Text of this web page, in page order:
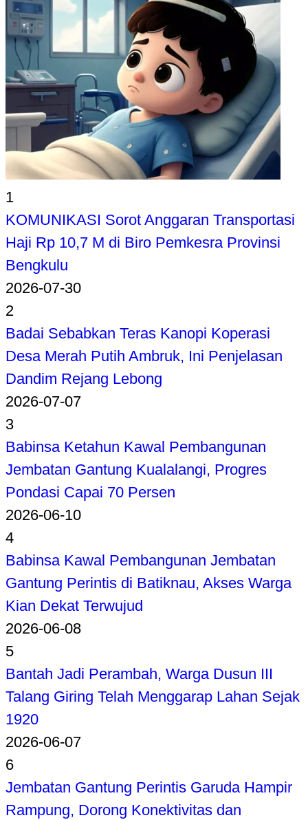
1
KOMUNIKASI Sorot Anggaran Transportasi
Haji Rp 10,7 M di Biro Pemkesra Provinsi
Bengkulu
2026-07-30
2
Badai Sebabkan Teras Kanopi Koperasi
Desa Merah Putih Ambruk, Ini Penjelasan
Dandim Rejang Lebong
2026-07-07
3
Babinsa Ketahun Kawal Pembangunan
Jembatan Gantung Kualalangi, Progres
Pondasi Capai 70 Persen
2026-06-10
4
Babinsa Kawal Pembangunan Jembatan
Gantung Perintis di Batiknau, Akses Warga
Kian Dekat Terwujud
2026-06-08
5
Bantah Jadi Perambah, Warga Dusun III
Talang Giring Telah Menggarap Lahan Sejak
1920
2026-06-07
6
Jembatan Gantung Perintis Garuda Hampir
Rampung, Dorong Konektivitas dan